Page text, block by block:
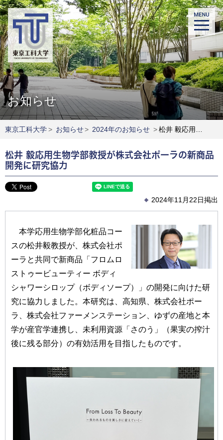
お知らせ
東京工科大学> お知らせ> 2024年のお知らせ >松井 毅応用生物学部教授が株式会社ポーラの新商品開発に研究協力
松井 毅応用生物学部教授が株式会社ポーラの新商品
開発に研究協力
2024年11月22日掲出
本学応用生物学部化粧品コー
スの松井毅教授が、株式会社ポ
ーラと共同で新商品「フロムロ
ストゥービューティー ボディ
シャワーシロップ（ボディソープ）」の開発に向けた研
究に協力しました。本研究は、高知県、株式会社ポー
ラ、株式会社ファーメンステーション、ゆずの産地と本
学が産官学連携し、未利用資源「さのう」（果実の搾汁
後に残る部分）の有効活用を目指したものです。